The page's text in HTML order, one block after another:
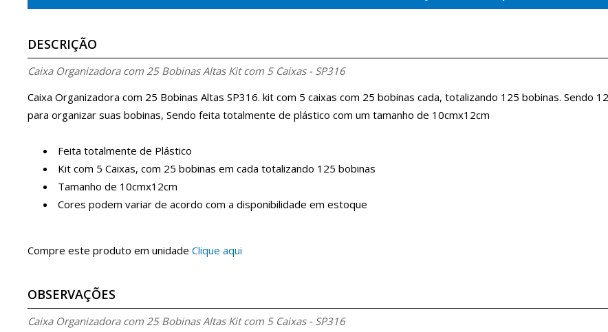
DESCRIÇÃO
Caixa Organizadora com 25 Bobinas Altas Kit com 5 Caixas - SP316
Caixa Organizadora com 25 Bobinas Altas SP316. kit com 5 caixas com 25 bobinas cada, totalizando 125 bobinas. Sendo
para organizar suas bobinas, Sendo feita totalmente de plástico com um tamanho de 10cmx12cm
Feita totalmente de Plástico
Kit com 5 Caixas, com 25 bobinas em cada totalizando 125 bobinas
Tamanho de 10cmx12cm
Cores podem variar de acordo com a disponibilidade em estoque
Compre este produto em unidade Clique aqui
OBSERVAÇÕES
Caixa Organizadora com 25 Bobinas Altas Kit com 5 Caixas - SP316